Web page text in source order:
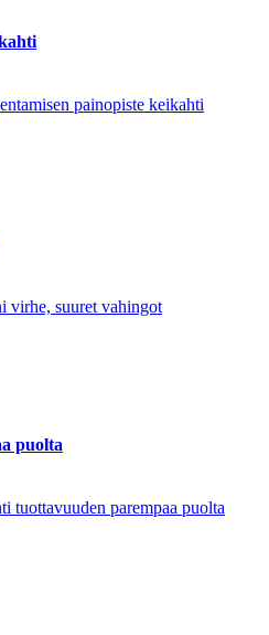
painopiste keikahti
virhe, suuret vahingot
puolta
tuottavuuden parempaa puolta